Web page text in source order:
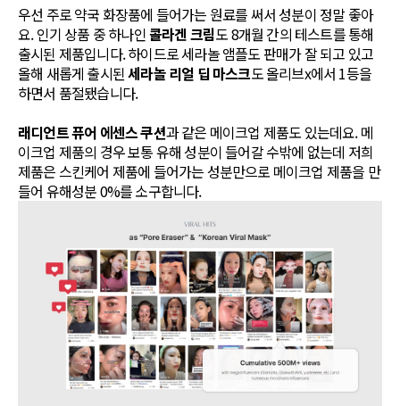
우선 주로 약국 화장품에 들어가는 원료를 써서 성분이 정말 좋아
요. 인기 상품 중 하나인콜라겐 크림도 8개월 간의 테스트를 통해
출시된 제품입니다. 하이드로 세라놀 앰플도 판매가 잘 되고 있고
올해 새롭게 출시된세라놀 리얼 딥 마스크도 올리브x에서 1등을
하면서 품절됐습니다.
래디언트 퓨어 에센스 쿠션과 같은 메이크업 제품도 있는데요. 메
이크업 제품의 경우 보통 유해 성분이 들어갈 수밖에 없는데 저희
제품은 스킨케어 제품에 들어가는 성분만으로 메이크업 제품을 만
들어 유해성분 0%를 소구합니다.